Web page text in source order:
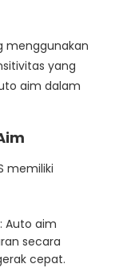
menggunakan
yang
aim dalam
memiliki
: Auto aim
secara
cepat.